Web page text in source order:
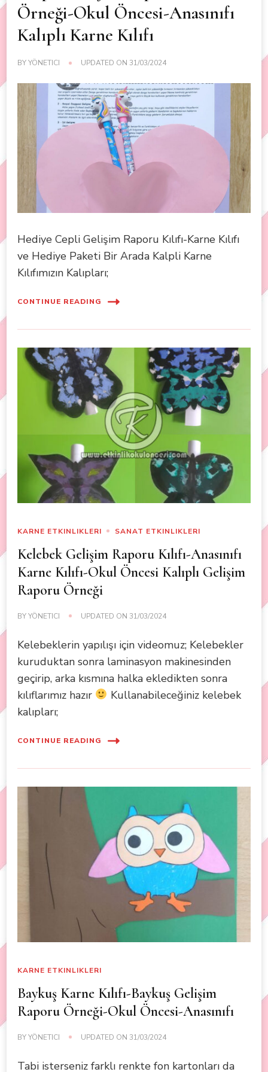
Örneği-Okul Öncesi-Anasınıfı
Kalıplı Karne Kılıfı
BYYÖNETICI UPDATED ON 31/03/2024
Hediye Cepli Gelişim Raporu Kılıfı-Karne Kılıfı
ve Hediye Paketi Bir Arada Kalpli Karne
Kılıfımızın Kalıpları;
CONTINUE READING
KARNE ETKINLIKLERI SANAT ETKINLIKLERI
Kelebek Gelişim Raporu Kılıfı-Anasınıfı
Karne Kılıfı-Okul Öncesi Kalıplı Gelişim
Raporu Örneği
BYYÖNETICI UPDATED ON 31/03/2024
Kelebeklerin yapılışı için videomuz; Kelebekler
kuruduktan sonra laminasyon makinesinden
geçirip, arka kısmına halka ekledikten sonra
kılıflarımız hazır
Kullanabileceğiniz kelebek
kalıpları;
CONTINUE READING
KARNE ETKINLIKLERI
Baykuş Karne Kılıfı-Baykuş Gelişim
Raporu Örneği-Okul Öncesi-Anasınıfı
BYYÖNETICI UPDATED ON 31/03/2024
Tabi isterseniz farklı renkte fon kartonları da